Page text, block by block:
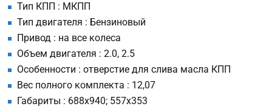
Тип КПП : МКПП
Тип двигателя : Бензиновый
Привод : на все колеса
Объем двигателя : 2.0, 2.5
Особенности : отверстие для слива масла КПП
Вес полного комплекта : 12,07
Габариты : 688х940; 557х353